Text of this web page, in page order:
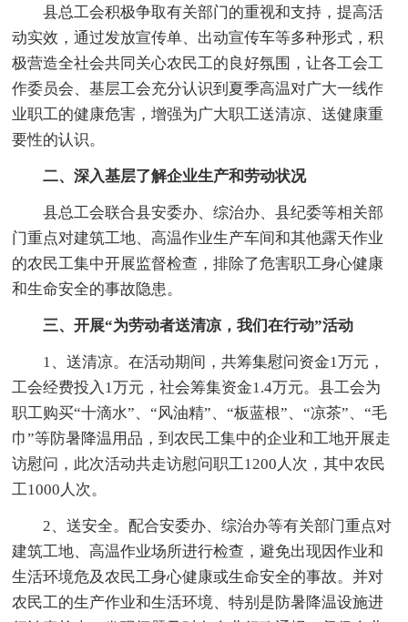
县总工会积极争取有关部门的重视和支持，提高活
动实效，通过发放宣传单、出动宣传车等多种形式，积
极营造全社会共同关心农民工的良好氛围，让各工会工
作委员会、基层工会充分认识到夏季高温对广大一线作
业职工的健康危害，增强为广大职工送清凉、送健康重
要性的认识。
二、深入基层了解企业生产和劳动状况
县总工会联合县安委办、综治办、县纪委等相关部
门重点对建筑工地、高温作业生产车间和其他露天作业
的农民工集中开展监督检查，排除了危害职工身心健康
和生命安全的事故隐患。
三、开展“为劳动者送清凉，我们在行动”活动
1、送清凉。在活动期间，共筹集慰问资金1万元，
工会经费投入1万元，社会筹集资金1.4万元。县工会为
职工购买“十滴水”、“风油精”、“板蓝根”、“凉茶”、“毛
巾”等防暑降温用品，到农民工集中的企业和工地开展走
访慰问，此次活动共走访慰问职工1200人次，其中农民
工1000人次。
2、送安全。配合安委办、综治办等有关部门重点对
建筑工地、高温作业场所进行检查，避免出现因作业和
生活环境危及农民工身心健康或生命安全的事故。并对
农民工的生产作业和生活环境、特别是防暑降温设施进